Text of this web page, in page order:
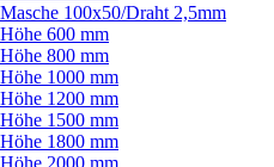
Masche 100x50/Draht 2,5mm
Höhe 600 mm
Höhe 800 mm
Höhe 1000 mm
Höhe 1200 mm
Höhe 1500 mm
Höhe 1800 mm
Höhe 2000 mm